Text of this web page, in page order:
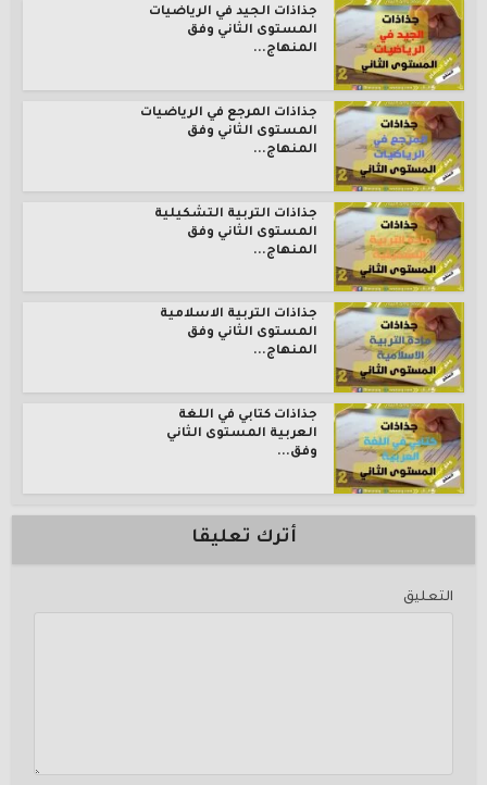
جذاذات الجيد في الرياضيات
المستوى الثاني وفق
المنهاج...
جذاذات المرجع في الرياضيات
المستوى الثاني وفق
المنهاج...
جذاذات التربية التشكيلية
المستوى الثاني وفق
المنهاج...
جذاذات التربية الاسلامية
المستوى الثاني وفق
المنهاج...
جذاذات كتابي في اللغة
العربية المستوى الثاني
وفق...
أترك تعليقا
التعليق